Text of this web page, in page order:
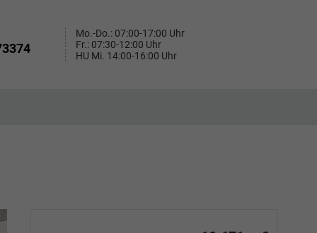
Mo.-Do.: 07:00-17:00 Uhr
Fr.: 07:30-12:00 Uhr
HU Mi. 14:00-16:00 Uhr